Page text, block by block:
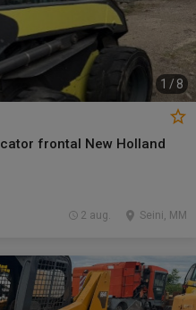
1 / 8
frontal New Holland
Seini, MM
2 aug.